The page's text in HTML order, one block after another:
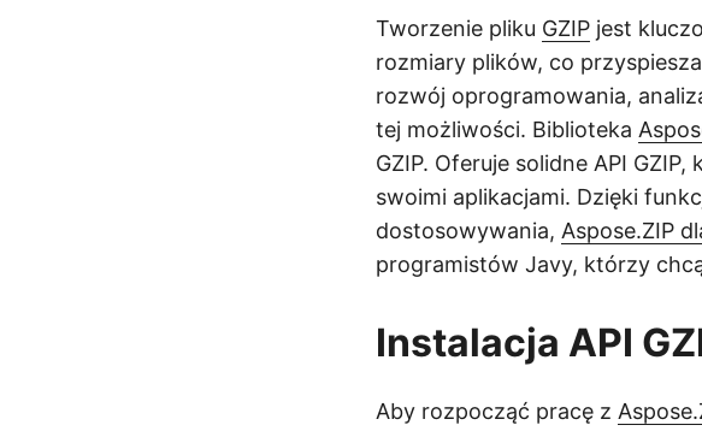
Tworzenie pliku GZIP jest
rozmiary plików, co
rozwój oprogramowania,
tej możliwości. Biblioteka
GZIP. Oferuje solidne API
swoimi aplikacjami. Dzięki
dostosowywania, Aspose.ZIP
programistów Javy, którzy
Instalacja API
Aby rozpocząć pracę z